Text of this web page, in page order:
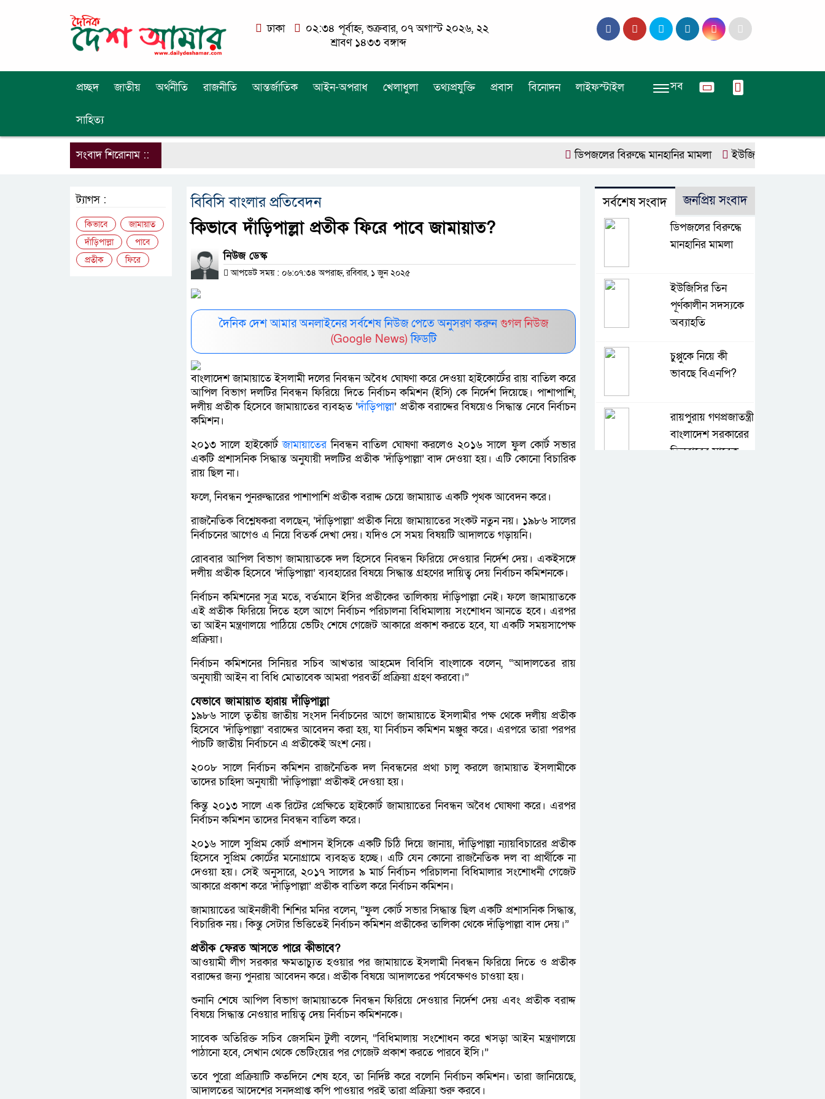
ঢাকা
০২:৩৪ পূর্বাহ্ন, শুক্রবার, ০৭ অগাস্ট ২০২৬, ২২
শ্রাবণ ১৪৩৩ বঙ্গাব্দ
প্রচ্ছদ জাতীয় অর্থনীতি রাজনীতি আন্তর্জাতিক আইন-অপরাধ খেলাধুলা তথ্যপ্রযুক্তি প্রবাস বিনোদন লাইফস্টাইল
সাহিত্য
সব
সংবাদ শিরোনাম :: ডিপজলের বিরুদ্ধে মানহানির মামলা ইউজিসির তিন পূর্ণকালীন
বিবিসি বাংলার প্রতিবেদন
কিভাবে দাঁড়িপাল্লা প্রতীক ফিরে পাবে জামায়াত?
নিউজ ডেস্ক
আপডেট সময় : ০৬:০৭:৩৪ অপরাহ্ন, রবিবার, ১ জুন ২০২৫
দৈনিক দেশ আমার অনলাইনের সর্বশেষ নিউজ পেতে অনুসরণ করুনগুগল নিউজ
(Google News) ফিডটি
বাংলাদেশ জামায়াতে ইসলামী দলের নিবন্ধন অবৈধ ঘোষণা করে দেওয়া হাইকোর্টের রায় বাতিল করে
আপিল বিভাগ দলটির নিবন্ধন ফিরিয়ে দিতে নির্বাচন কমিশন (ইসি) কে নির্দেশ দিয়েছে। পাশাপাশি,
দলীয় প্রতীক হিসেবে জামায়াতের ব্যবহৃত ‘দাঁড়িপাল্লা’ প্রতীক বরাদ্দের বিষয়েও সিদ্ধান্ত নেবে নির্বাচন
কমিশন।
২০১৩ সালে হাইকোর্টজামায়াতেরনিবন্ধন বাতিল ঘোষণা করলেও ২০১৬ সালে ফুল কোর্ট সভার
একটি প্রশাসনিক সিদ্ধান্ত অনুযায়ী দলটির প্রতীক ‘দাঁড়িপাল্লা’ বাদ দেওয়া হয়। এটি কোনো বিচারিক
রায় ছিল না।
ফলে, নিবন্ধন পুনরুদ্ধারের পাশাপাশি প্রতীক বরাদ্দ চেয়ে জামায়াত একটি পৃথক আবেদন করে।
রাজনৈতিক বিশ্লেষকরা বলছেন, ‘দাঁড়িপাল্লা’ প্রতীক নিয়ে জামায়াতের সংকট নতুন নয়। ১৯৮৬ সালের
নির্বাচনের আগেও এ নিয়ে বিতর্ক দেখা দেয়। যদিও সে সময় বিষয়টি আদালতে গড়ায়নি।
রোববার আপিল বিভাগ জামায়াতকে দল হিসেবে নিবন্ধন ফিরিয়ে দেওয়ার নির্দেশ দেয়। একইসঙ্গে
দলীয় প্রতীক হিসেবে ‘দাঁড়িপাল্লা’ ব্যবহারের বিষয়ে সিদ্ধান্ত গ্রহণের দায়িত্ব দেয় নির্বাচন কমিশনকে।
নির্বাচন কমিশনের সূত্র মতে, বর্তমানে ইসির প্রতীকের তালিকায় দাঁড়িপাল্লা নেই। ফলে জামায়াতকে
এই প্রতীক ফিরিয়ে দিতে হলে আগে নির্বাচন পরিচালনা বিধিমালায় সংশোধন আনতে হবে। এরপর
তা আইন মন্ত্রণালয়ে পাঠিয়ে ভেটিং শেষে গেজেট আকারে প্রকাশ করতে হবে, যা একটি সময়সাপেক্ষ
প্রক্রিয়া।
নির্বাচন কমিশনের সিনিয়র সচিব আখতার আহমেদ বিবিসি বাংলাকে বলেন, “আদালতের রায়
অনুযায়ী আইন বা বিধি মোতাবেক আমরা পরবর্তী প্রক্রিয়া গ্রহণ করবো।”
যেভাবে জামায়াত হারায় দাঁড়িপাল্লা
১৯৮৬ সালে তৃতীয় জাতীয় সংসদ নির্বাচনের আগে জামায়াতে ইসলামীর পক্ষ থেকে দলীয় প্রতীক
হিসেবে ‘দাঁড়িপাল্লা’ বরাদ্দের আবেদন করা হয়, যা নির্বাচন কমিশন মঞ্জুর করে। এরপরে তারা পরপর
পাঁচটি জাতীয় নির্বাচনে এ প্রতীকেই অংশ নেয়।
২০০৮ সালে নির্বাচন কমিশন রাজনৈতিক দল নিবন্ধনের প্রথা চালু করলে জামায়াত ইসলামীকে
তাদের চাহিদা অনুযায়ী ‘দাঁড়িপাল্লা’ প্রতীকই দেওয়া হয়।
কিন্তু ২০১৩ সালে এক রিটের প্রেক্ষিতে হাইকোর্ট জামায়াতের নিবন্ধন অবৈধ ঘোষণা করে। এরপর
নির্বাচন কমিশন তাদের নিবন্ধন বাতিল করে।
২০১৬ সালে সুপ্রিম কোর্ট প্রশাসন ইসিকে একটি চিঠি দিয়ে জানায়, দাঁড়িপাল্লা ন্যায়বিচারের প্রতীক
হিসেবে সুপ্রিম কোর্টের মনোগ্রামে ব্যবহৃত হচ্ছে। এটি যেন কোনো রাজনৈতিক দল বা প্রার্থীকে না
দেওয়া হয়। সেই অনুসারে, ২০১৭ সালের ৯ মার্চ নির্বাচন পরিচালনা বিধিমালার সংশোধনী গেজেট
আকারে প্রকাশ করে ‘দাঁড়িপাল্লা’ প্রতীক বাতিল করে নির্বাচন কমিশন।
জামায়াতের আইনজীবী শিশির মনির বলেন, “ফুল কোর্ট সভার সিদ্ধান্ত ছিল একটি প্রশাসনিক সিদ্ধান্ত,
বিচারিক নয়। কিন্তু সেটার ভিত্তিতেই নির্বাচন কমিশন প্রতীকের তালিকা থেকে দাঁড়িপাল্লা বাদ দেয়।”
প্রতীক ফেরত আসতে পারে কীভাবে?
আওয়ামী লীগ সরকার ক্ষমতাচ্যুত হওয়ার পর জামায়াতে ইসলামী নিবন্ধন ফিরিয়ে দিতে ও প্রতীক
বরাদ্দের জন্য পুনরায় আবেদন করে। প্রতীক বিষয়ে আদালতের পর্যবেক্ষণও চাওয়া হয়।
শুনানি শেষে আপিল বিভাগ জামায়াতকে নিবন্ধন ফিরিয়ে দেওয়ার নির্দেশ দেয় এবং প্রতীক বরাদ্দ
বিষয়ে সিদ্ধান্ত নেওয়ার দায়িত্ব দেয় নির্বাচন কমিশনকে।
সাবেক অতিরিক্ত সচিব জেসমিন টুলী বলেন, “বিধিমালায় সংশোধন করে খসড়া আইন মন্ত্রণালয়ে
পাঠানো হবে, সেখান থেকে ভেটিংয়ের পর গেজেট প্রকাশ করতে পারবে ইসি।”
তবে পুরো প্রক্রিয়াটি কতদিনে শেষ হবে, তা নির্দিষ্ট করে বলেনি নির্বাচন কমিশন। তারা জানিয়েছে,
আদালতের আদেশের সনদপ্রাপ্ত কপি পাওয়ার পরই তারা প্রক্রিয়া শুরু করবে।
ট্যাগস :
কিভাবে
জামায়াত
দাঁড়িপাল্লা
পাবে
প্রতীক
ফিরে
সর্বশেষ সংবাদ জনপ্রিয় সংবাদ
ডিপজলের বিরুদ্ধে
মানহানির মামলা
ইউজিসির তিন
পূর্ণকালীন সদস্যকে
অব্যাহতি
চুপ্পুকে নিয়ে কী
ভাবছে বিএনপি?
রায়পুরায় গণপ্রজাতন্ত্রী
বাংলাদেশ সরকারের
তিনবারের সাবেক